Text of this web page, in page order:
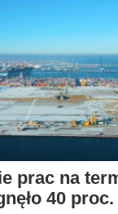
prac na
40 proc.